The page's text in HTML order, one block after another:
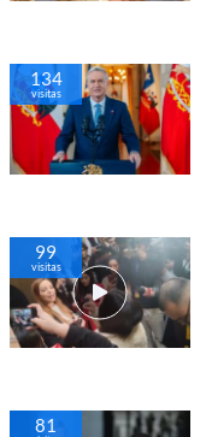
134
visitas
99
visitas
81